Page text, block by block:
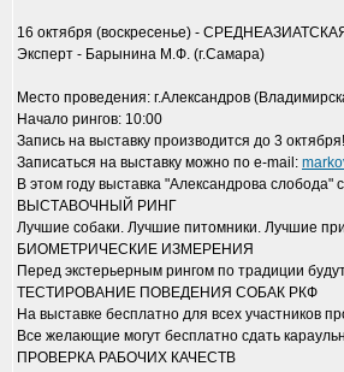
16 октября (воскресенье) -
Эксперт - Барынина М.Ф. (г.Самара)
Место проведения: г.Александров
Начало рингов: 10:00
Запись на выставку производится до 3 октября!
Записаться на выставку можно по e-mail:
В этом году выставка "Александрова слобода"
ВЫСТАВОЧНЫЙ РИНГ
Лучшие собаки. Лучшие питомники. Лучшие
БИОМЕТРИЧЕСКИЕ ИЗМЕРЕНИЯ
Перед экстерьерным рингом по традиции
ТЕСТИРОВАНИЕ ПОВЕДЕНИЯ СОБАК РКФ
На выставке бесплатно для всех участников
Все желающие могут бесплатно сдать
ПРОВЕРКА РАБОЧИХ КАЧЕСТВ